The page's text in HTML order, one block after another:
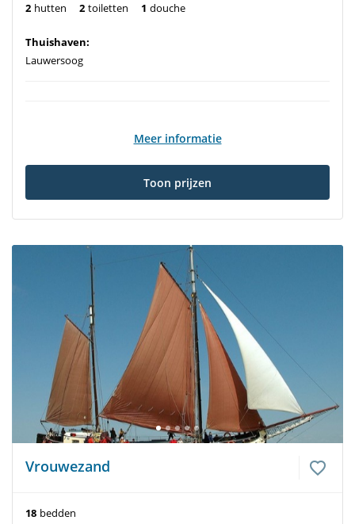
2 hutten 2 toiletten 1 douche
Thuishaven:
Lauwersoog
Meer informatie
Toon prijzen
Vrouwezand
18 bedden